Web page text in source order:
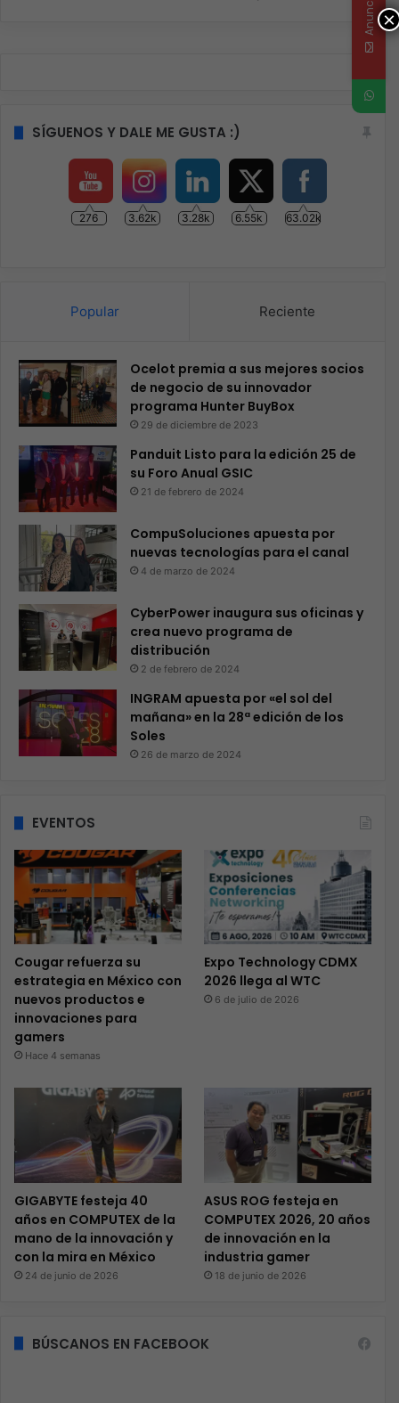
SÍGUENOS Y DALE ME GUSTA :)
276 3.62k 3.28k 6.55k 63.02k
Popular Reciente
Ocelot premia a sus mejores socios
de negocio de su innovador
programa Hunter BuyBox
29 de diciembre de 2023
Panduit Listo para la edición 25 de
su Foro Anual GSIC
21 de febrero de 2024
CompuSoluciones apuesta por
nuevas tecnologías para el canal
4 de marzo de 2024
CyberPower inaugura sus oficinas y
crea nuevo programa de
distribución
2 de febrero de 2024
INGRAM apuesta por «el sol del
mañana» en la 28ª edición de los
Soles
26 de marzo de 2024
EVENTOS
Cougar refuerza su
estrategia en México con
nuevos productos e
innovaciones para
gamers
Hace 4 semanas
Expo Technology CDMX
2026 llega al WTC
6 de julio de 2026
GIGABYTE festeja 40
años en COMPUTEX de la
mano de la innovación y
con la mira en México
24 de junio de 2026
ASUS ROG festeja en
COMPUTEX 2026, 20 años
de innovación en la
industria gamer
18 de junio de 2026
BÚSCANOS EN FACEBOOK
×